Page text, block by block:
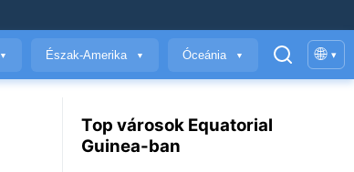
▼ Észak-Amerika ▼ Óceánia ▼ 🌐 ▾
Top városok Equatorial
Guinea-ban